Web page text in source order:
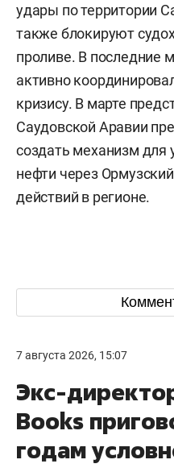
удары по территории
также блокируют
проливе. В последние
активно
кризису. В марте
Саудовской Аравии
создать механизм для
нефти через
действий в регионе.
7 августа 2026, 15:07
Экс-
Books
годам